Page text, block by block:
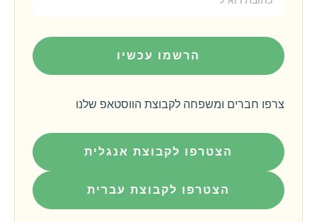
הרשמו עכשיו
צרפו חברים ומשפחה לקבוצת הווסטאפ שלנו
הצטרפו לקבוצת אנגלית
הצטרפו לקבוצת עברית